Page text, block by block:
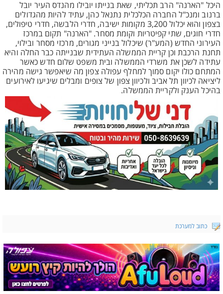
היכל "הארנה" הרב תכליתי, שאת בנייתו יובילו מהנדס העיר יובל
ברנוב ומנכ"ל החברה הכלכלית נתנאל כהן, עתיד להיות מהגדולים
בצפון והוא יכלול 3,200 מקומות ישיבה, חדרי הלבשה, חדרי טיפולים,
חדרי חוגים, שתי קפיטריות וקומת מסחר. "הארנה" תקום במרכז
העירוני החדש (המע"ר) שיכלול בנייני מגורים, מרכזי מסחר ובילוי,
תחנת הרכבת וכן קריית הממשלה העתידית שבנייתה כבר החלה והיא
עתידה לשכן את משרדי הממשלה ובית משפט שלום חדש כאשר
המתחם כולו יקום סמוך למחלף עפולה צפון מה שיאפשר גישה מהירה
ליציאה לכיוון תל אביב ולכיוון צפון של צופים ומבלים שיגיעו לאירועים
בהיכל הענק ולקריית הממשלה.
כתוב למערכת